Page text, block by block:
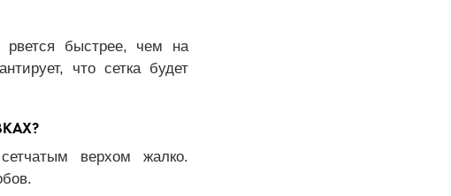
рвется быстрее, чем на
что сетка будет
верхом жалко.